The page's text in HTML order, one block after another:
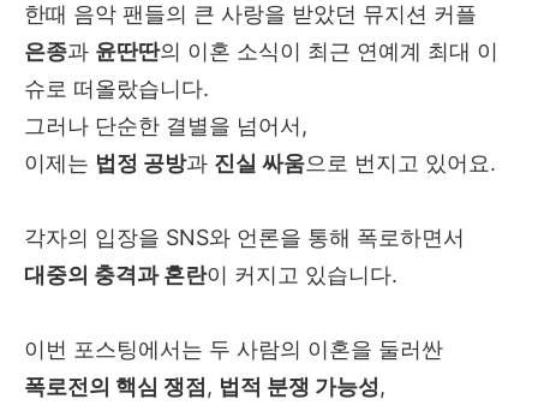
한때 음악 팬들의 큰 사랑을 받았던 뮤지션 커플
은종과 윤딴딴의 이혼 소식이 최근 연예계 최대 이
슈로 떠올랐습니다.
그러나 단순한 결별을 넘어서,
이제는 법정 공방과 진실 싸움으로 번지고 있어요.
각자의 입장을 SNS와 언론을 통해 폭로하면서
대중의 충격과 혼란이 커지고 있습니다.
이번 포스팅에서는 두 사람의 이혼을 둘러싼
폭로전의 핵심 쟁점 , 법적 분쟁 가능성,